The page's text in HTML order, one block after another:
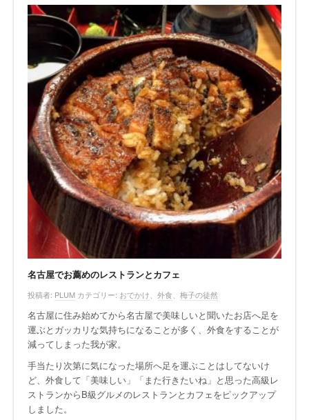
名古屋でお薦めのレストランとカフェ
投稿者: PLUM カテゴリー: おでかけ 外食 梅子の徒然
名古屋に住み始めてから名古屋で美味しいと聞いたお店へ足を
運ぶとガッカリな気持ちになることが多く、外食をすることが
減ってしまった我が家。
手当たり次第に気になった場所へ足を運ぶことはしてないけ
ど、外食して「美味しい」「また行きたいね」と思った高級レ
ストランからB級グルメのレストランとカフェをピックアップ
しました。